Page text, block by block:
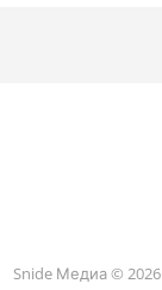
Snide Медиа © 2026